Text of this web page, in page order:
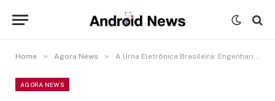
Home » Agora News » A Urna Eletrônica Brasileira: Engenharia de Segurança e Criptografia a Serviço da Democracia
AGORA NEWS